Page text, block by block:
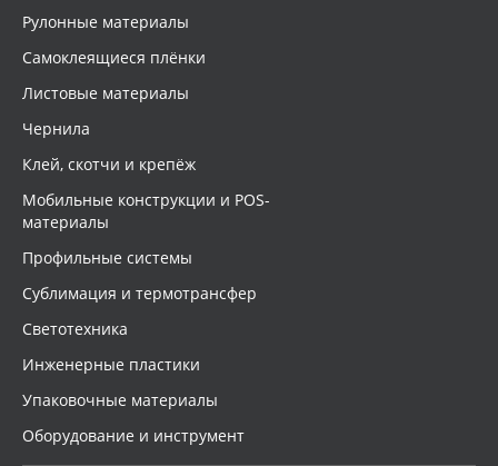
Рулонные материалы
Самоклеящиеся плёнки
Листовые материалы
Чернила
Клей, скотчи и крепёж
Мобильные конструкции и POS-
материалы
Профильные системы
Сублимация и термотрансфер
Светотехника
Инженерные пластики
Упаковочные материалы
Оборудование и инструмент